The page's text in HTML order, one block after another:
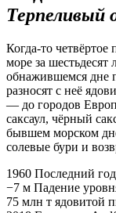
Терпеливый
Когда-то
море за
обнажившемся дне
разносят с неё
— до городов
саксаул, чёрный
бывшем морском
солевые бури и
1960 Последний
−7 м Падение
75 млн т ядовитой